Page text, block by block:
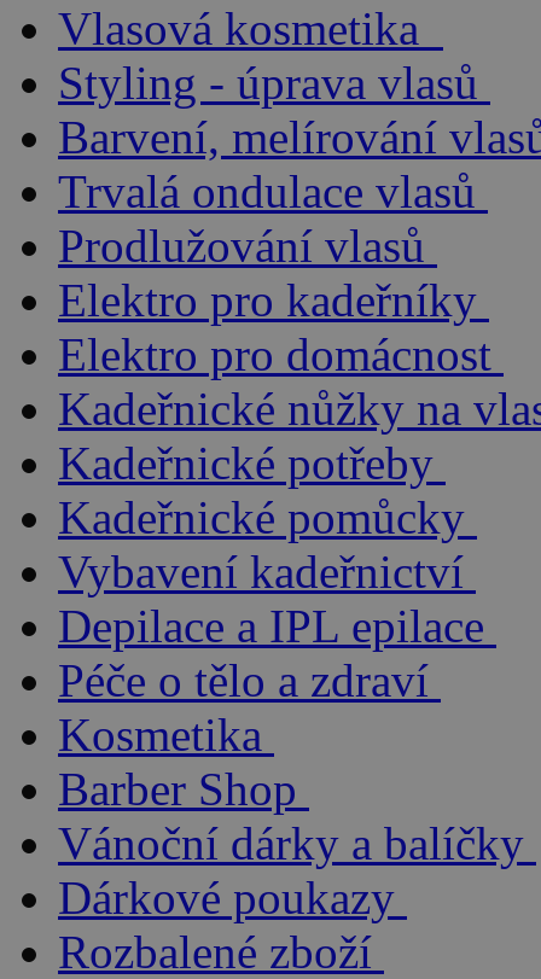
Vlasová kosmetika
Styling - úprava vlasů
Barvení, melírování
Trvalá ondulace vlasů
Prodlužování vlasů
Elektro pro kadeřníky
Elektro pro domácnost
Kadeřnické nůžky na
Kadeřnické potřeby
Kadeřnické pomůcky
Vybavení kadeřnictví
Depilace a IPL epilace
Péče o tělo a zdraví
Kosmetika
Barber Shop
Vánoční dárky a balíčky
Dárkové poukazy
Rozbalené zboží